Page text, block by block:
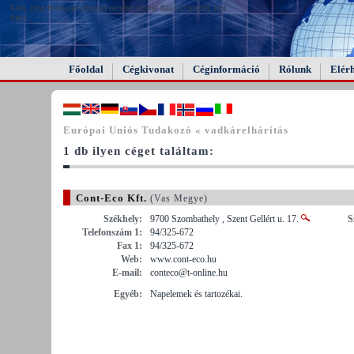
FAIL (the browser should render some flash content, not
this).
Főoldal Cégkivonat Céginformáció Rólunk
Európai Uniós Tudakozó « vadkárelhárítás
1 db ilyen céget találtam:
Cont-Eco Kft. (Vas Megye)
Székhely:
9700 Szombathely , Szent Gellért u. 17.
Telefonszám 1:
94/325-672
Fax 1:
94/325-672
Web:
www.cont-eco.hu
E-mail:
conteco@t-online.hu
Egyéb:
Napelemek és tartozékai.